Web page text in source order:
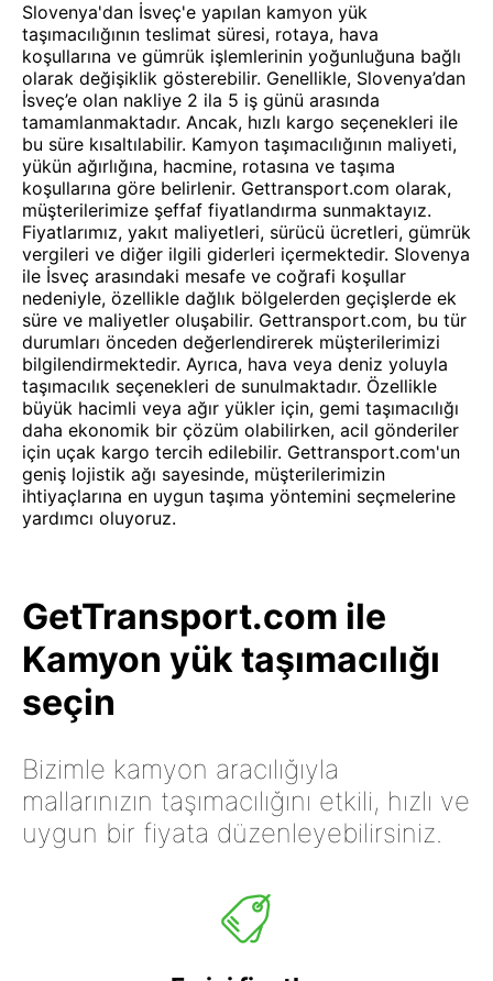
Slovenya'dan İsveç'e yapılan kamyon yük
taşımacılığının teslimat süresi, rotaya, hava
koşullarına ve gümrük işlemlerinin yoğunluğuna bağlı
olarak değişiklik gösterebilir. Genellikle, Slovenya’dan
İsveç’e olan nakliye 2 ila 5 iş günü arasında
tamamlanmaktadır. Ancak, hızlı kargo seçenekleri ile
bu süre kısaltılabilir. Kamyon taşımacılığının maliyeti,
yükün ağırlığına, hacmine, rotasına ve taşıma
koşullarına göre belirlenir. Gettransport.com olarak,
müşterilerimize şeffaf fiyatlandırma sunmaktayız.
Fiyatlarımız, yakıt maliyetleri, sürücü ücretleri, gümrük
vergileri ve diğer ilgili giderleri içermektedir. Slovenya
ile İsveç arasındaki mesafe ve coğrafi koşullar
nedeniyle, özellikle dağlık bölgelerden geçişlerde ek
süre ve maliyetler oluşabilir. Gettransport.com, bu tür
durumları önceden değerlendirerek müşterilerimizi
bilgilendirmektedir. Ayrıca, hava veya deniz yoluyla
taşımacılık seçenekleri de sunulmaktadır. Özellikle
büyük hacimli veya ağır yükler için, gemi taşımacılığı
daha ekonomik bir çözüm olabilirken, acil gönderiler
için uçak kargo tercih edilebilir. Gettransport.com'un
geniş lojistik ağı sayesinde, müşterilerimizin
ihtiyaçlarına en uygun taşıma yöntemini seçmelerine
yardımcı oluyoruz.
GetTransport.com ile
Kamyon yük taşımacılığı
seçin
Bizimle kamyon aracılığıyla
mallarınızın taşımacılığını etkili, hızlı ve
uygun bir fiyata düzenleyebilirsiniz.